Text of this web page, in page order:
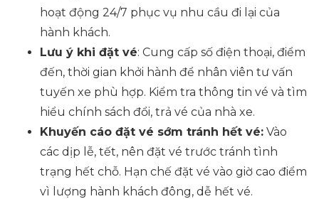
hoạt động 24/7 phục vụ nhu cầu đi lại của
hành khách.
Lưu ý khi đặt vé: Cung cấp số điện thoại, điểm
đến, thời gian khởi hành để nhân viên tư vấn
tuyến xe phù hợp. Kiểm tra thông tin vé và tìm
hiểu chính sách đổi, trả vé của nhà xe.
Khuyến cáo đặt vé sớm tránh hết vé: Vào
các dịp lễ, tết, nên đặt vé trước tránh tình
trạng hết chỗ. Hạn chế đặt vé vào giờ cao điểm
vì lượng hành khách đông, dễ hết vé.